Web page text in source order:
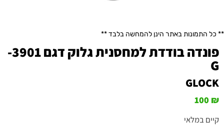
פונדה בודדת למחסנית גלוק דגם 3901-
G
GLOCK
100 ₪
קיים במלאי
** כל התמונות באתר הינן להמחשה בלבד **